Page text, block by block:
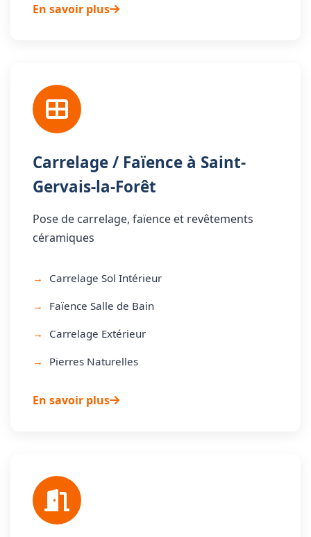
En savoir plus
Carrelage / Faïence à Saint-
Gervais-la-Forêt
Pose de carrelage, faïence et revêtements
céramiques
Carrelage Sol Intérieur
Faïence Salle de Bain
Carrelage Extérieur
Pierres Naturelles
En savoir plus